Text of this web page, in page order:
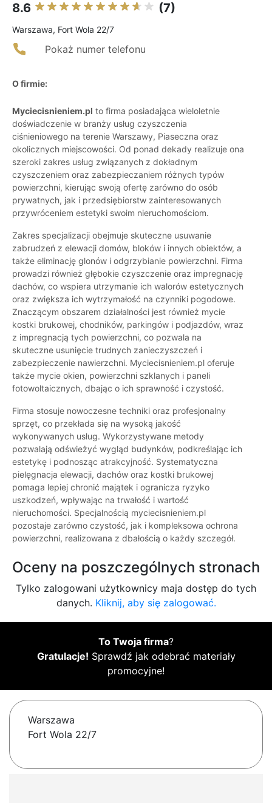
8.6 (7)
Warszawa, Fort Wola 22/7
Pokaż numer telefonu
O firmie:
Myciecisnieniem.pl to firma posiadająca wieloletnie
doświadczenie w branży usług czyszczenia
ciśnieniowego na terenie Warszawy, Piaseczna oraz
okolicznych miejscowości. Od ponad dekady realizuje ona
szeroki zakres usług związanych z dokładnym
czyszczeniem oraz zabezpieczaniem różnych typów
powierzchni, kierując swoją ofertę zarówno do osób
prywatnych, jak i przedsiębiorstw zainteresowanych
przywróceniem estetyki swoim nieruchomościom.
Zakres specjalizacji obejmuje skuteczne usuwanie
zabrudzeń z elewacji domów, bloków i innych obiektów, a
także eliminację glonów i odgrzybianie powierzchni. Firma
prowadzi również głębokie czyszczenie oraz impregnację
dachów, co wspiera utrzymanie ich walorów estetycznych
oraz zwiększa ich wytrzymałość na czynniki pogodowe.
Znaczącym obszarem działalności jest również mycie
kostki brukowej, chodników, parkingów i podjazdów, wraz
z impregnacją tych powierzchni, co pozwala na
skuteczne usunięcie trudnych zanieczyszczeń i
zabezpieczenie nawierzchni. Myciecisnieniem.pl oferuje
także mycie okien, powierzchni szklanych i paneli
fotowoltaicznych, dbając o ich sprawność i czystość.
Firma stosuje nowoczesne techniki oraz profesjonalny
sprzęt, co przekłada się na wysoką jakość
wykonywanych usług. Wykorzystywane metody
pozwalają odświeżyć wygląd budynków, podkreślając ich
estetykę i podnosząc atrakcyjność. Systematyczna
pielęgnacja elewacji, dachów oraz kostki brukowej
pomaga lepiej chronić majątek i ogranicza ryzyko
uszkodzeń, wpływając na trwałość i wartość
nieruchomości. Specjalnością myciecisnieniem.pl
pozostaje zarówno czystość, jak i kompleksowa ochrona
powierzchni, realizowana z dbałością o każdy szczegół.
Oceny na poszczególnych stronach
Tylko zalogowani użytkownicy maja dostęp do tych
danych. Kliknij, aby się zalogować.
To Twoja firma?
Gratulacje! Sprawdź jak odebrać materiały
promocyjne!
Warszawa
Fort Wola 22/7